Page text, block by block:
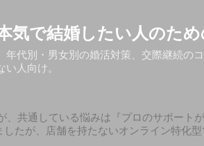
気で結婚したい人のた
代別・男女別の婚活対策、交際継続の
人向け。
、共通している悩みは『プロのサポート
たが、店舗を持たないオンライン特化